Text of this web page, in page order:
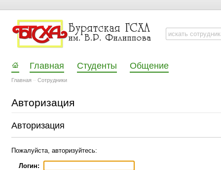
Главная Студенты Общение
Главная Сотрудники
Авторизация
Авторизация
Пожалуйста, авторизуйтесь:
Логин: